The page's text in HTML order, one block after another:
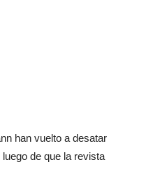
han vuelto a desatar
de que la revista